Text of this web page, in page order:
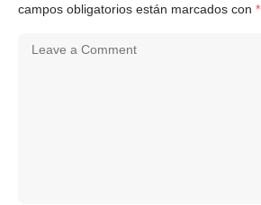
campos obligatorios están marcados con *